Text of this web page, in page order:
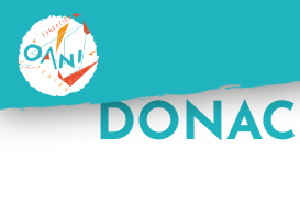
contenido